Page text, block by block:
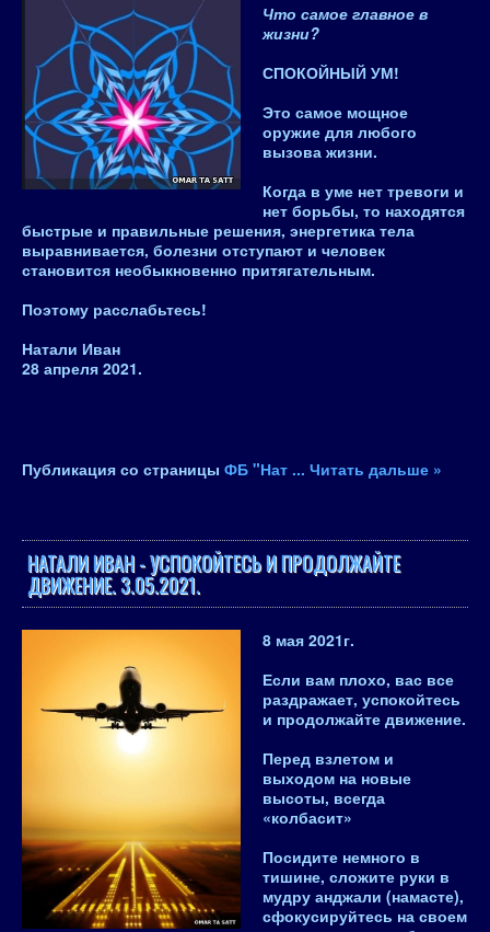
Что самое главное в
жизни?
СПОКОЙНЫЙ УМ!
Это самое мощное
оружие для любого
вызова жизни.
Когда в уме нет тревоги и
нет борьбы, то находятся
быстрые и правильные решения, энергетика тела
выравнивается, болезни отступают и человек
становится необыкновенно притягательным.
Поэтому расслабьтесь!
Натали Иван
28 апреля 2021.
Публикация со страницы ФБ "Нат ... Читать дальше »
НАТАЛИ ИВАН - УСПОКОЙТЕСЬ И ПРОДОЛЖАЙТЕ
ДВИЖЕНИЕ. 3.05.2021.
8 мая 2021г.
Если вам плохо, вас все
раздражает, успокойтесь
и продолжайте движение.
Перед взлетом и
выходом на новые
высоты, всегда
«колбасит»
Посидите немного в
тишине, сложите руки в
мудру анджали (намасте),
сфокусируйтесь на своем